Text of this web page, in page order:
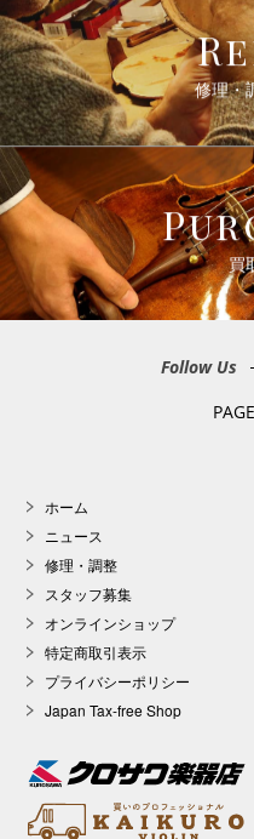
修理・
買
Follow Us
ホーム
ニュース
修理・調整
スタッフ募集
オンラインショップ
特定商取引表示
プライバシーポリシー
Japan Tax-free Shop